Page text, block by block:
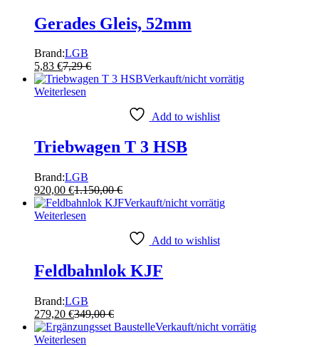
Gerades Gleis, 52mm
Brand:LGB
5,83 €7,29€
Verkauft/nicht vorrätig
Weiterlesen
Add to wishlist
Triebwagen T 3 HSB
Brand:LGB
920,00 €1.150,00€
Verkauft/nicht vorrätig
Weiterlesen
Add to wishlist
Feldbahnlok KJF
Brand:LGB
279,20 €349,00€
Verkauft/nicht vorrätig
Weiterlesen